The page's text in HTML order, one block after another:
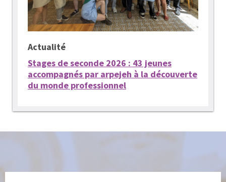
Actualité
Stages de seconde 2026 : 43 jeunes
accompagnés par arpejeh à la découverte
du monde professionnel